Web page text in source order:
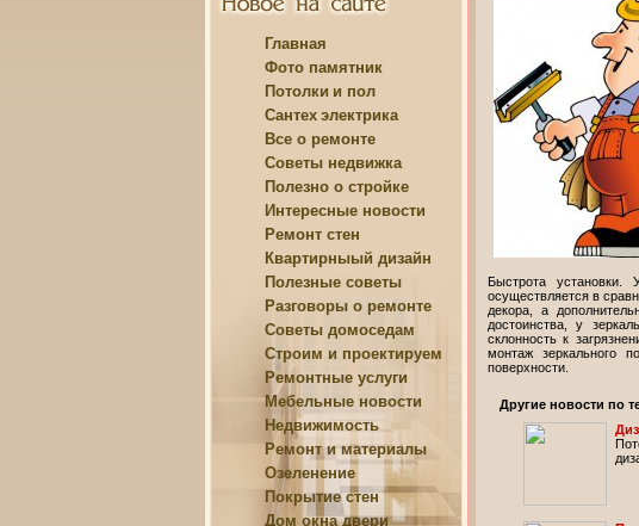
Главная
Фото памятник
Потолки и пол
Сантех электрика
Все о ремонте
Советы недвижка
Полезно о стройке
Интересные новости
Ремонт стен
Квартирныый дизайн
Полезные советы
Разговоры о ремонте
Советы домоседам
Строим и проектируем
Ремонтные услуги
Мебельные новости
Недвижимость
Ремонт иматериалы
Озеленение
Покрытиестен
Дом окна двери
Быстрота установки.
осуществляется в
декора, а
достоинства, у
склонность к
монтаж зеркального
поверхности.
Другие новости по